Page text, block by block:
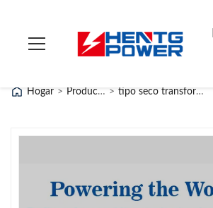
Hogar > Productos > tipo seco transformador